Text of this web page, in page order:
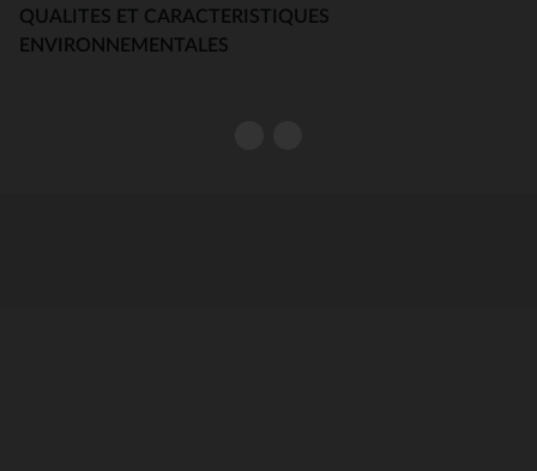
QUALITES ET CARACTERISTIQUES
ENVIRONNEMENTALES